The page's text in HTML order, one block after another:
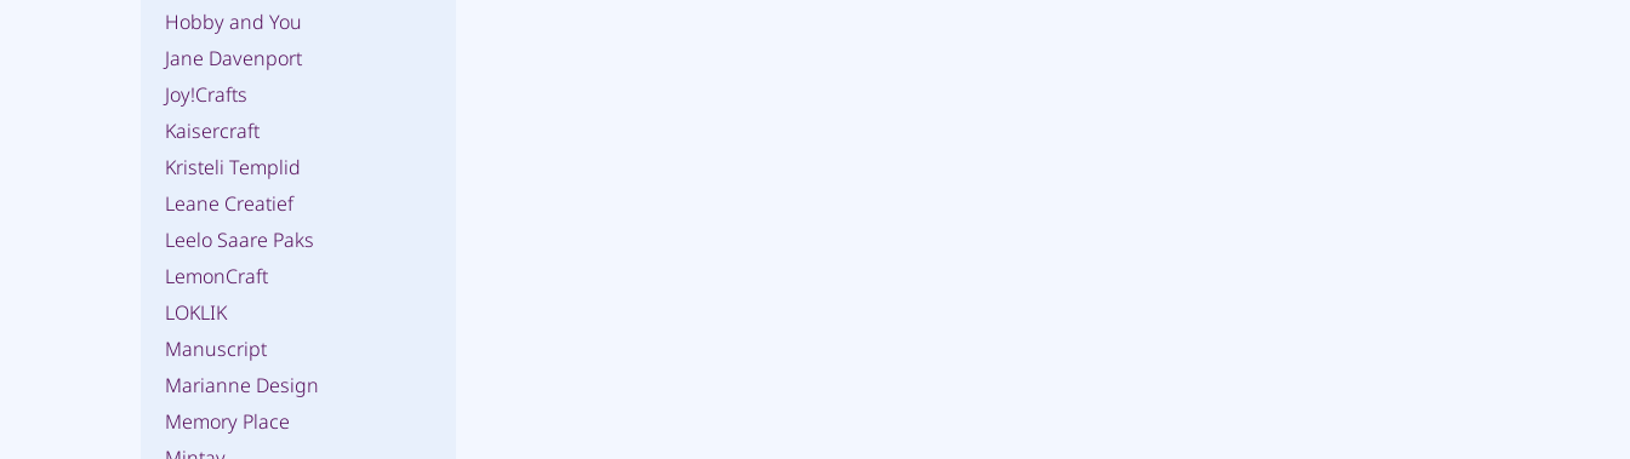
Hobby and You
Jane Davenport
Joy!Crafts
Kaisercraft
Kristeli Templid
Leane Creatief
Leelo Saare Paks
LemonCraft
LOKLIK
Manuscript
Marianne Design
Memory Place